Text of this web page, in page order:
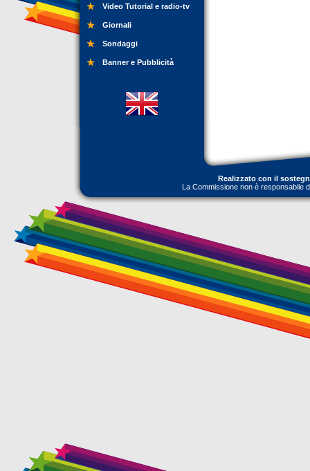
Video Tutorial e radio-tv
Giornali
Sondaggi
Banner e Pubblicità
Realizzato con il
La Commissione non è responsabile